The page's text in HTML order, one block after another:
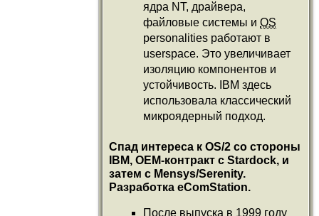
ядра NT, драйвера,
файловые системы и OS
personalities работают в
userspace. Это увеличивает
изоляцию компонентов и
устойчивость. IBM здесь
использовала классический
микроядерный подход.
Спад интереса к OS/2 со стороны
IBM, OEM-контракт с Stardock, и
затем с Mensys/Serenity.
Разработка eComStation.
После выпуска в 1999 году